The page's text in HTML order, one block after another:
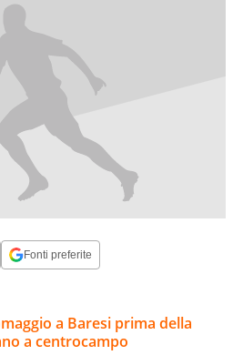
Fonti preferite
a Baresi prima della
a centrocampo